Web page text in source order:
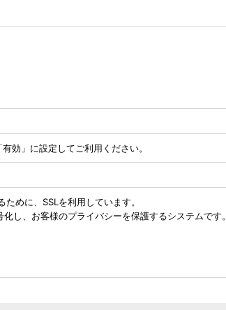
効」に設定してご利用ください。
めに、SSLを利用しています。
し、お客様のプライバシーを保護するシステムです。